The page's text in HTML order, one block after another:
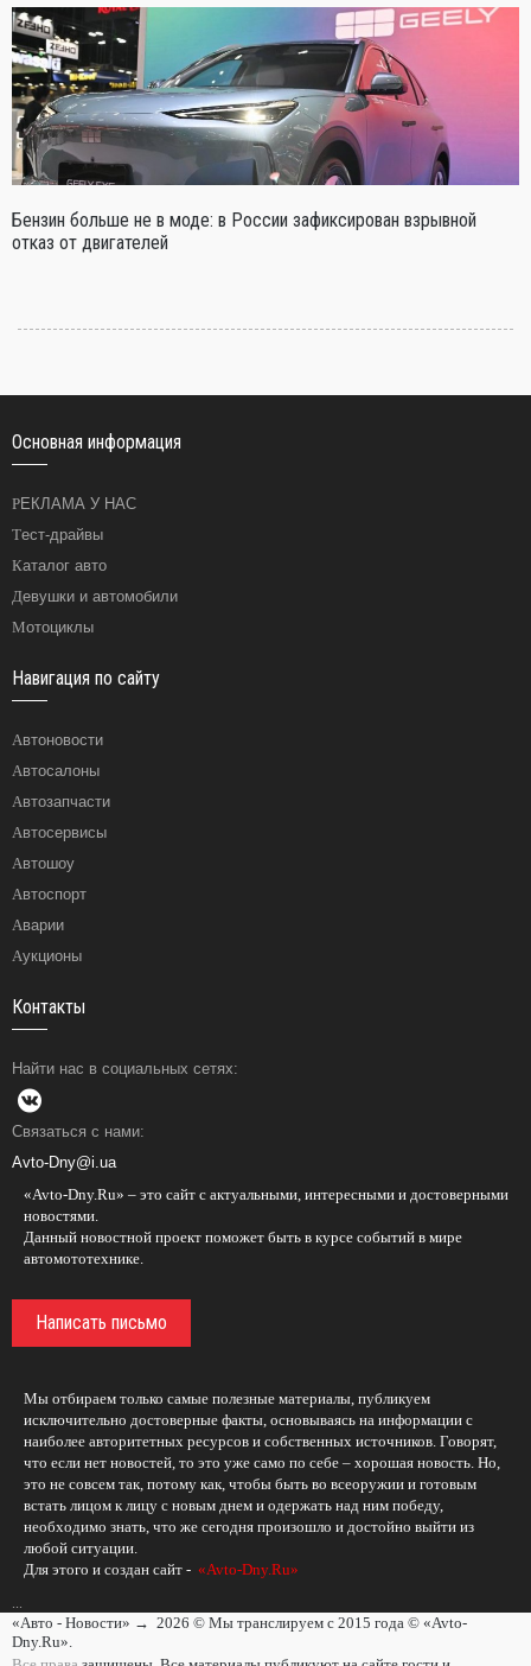
Бензин больше не в моде: в России зафиксирован взрывной
отказ от двигателей
Основная информация
РЕКЛАМА У НАС
Тест-драйвы
Каталог авто
Девушки и автомобили
Мотоциклы
Навигация по сайту
Автоновости
Автосалоны
Автозапчасти
Автосервисы
Автошоу
Автоспорт
Аварии
Аукционы
Контакты
Найти нас в социальных сетях:
Связаться с нами:
Avto-Dny@i.ua
«Avto-Dny.Ru» – это сайт с актуальными, интересными и достоверными
новостями.
Данный новостной проект поможет быть в курсе событий в мире
автомототехнике.
Написать письмо
Мы отбираем только самые полезные материалы, публикуем
исключительно достоверные факты, основываясь на информации с
наиболее авторитетных ресурсов и собственных источников. Говорят,
что если нет новостей, то это уже само по себе – хорошая новость. Но,
это не совсем так, потому как, чтобы быть во всеоружии и готовым
встать лицом к лицу с новым днем и одержать над ним победу,
необходимо знать, что же сегодня произошло и достойно выйти из
любой ситуации.
Для этого и создан сайт - «Avto-Dny.Ru»
...
«Авто - Новости» → 2026 © Мы транслируем с 2015 года © «Avto-
Dny.Ru».